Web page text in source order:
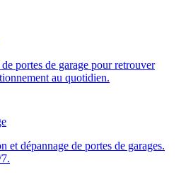
portes de garage pour retrouver
au quotidien.
et dépannage de portes de garages.